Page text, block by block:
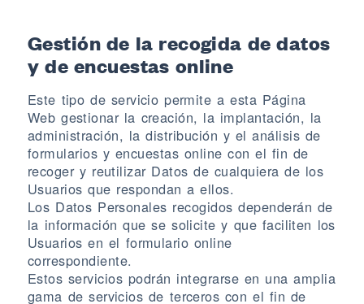
Gestión de la recogida de datos
y de encuestas online
Este tipo de servicio permite a esta Página
Web gestionar la creación, la implantación, la
administración, la distribución y el análisis de
formularios y encuestas online con el fin de
recoger y reutilizar Datos de cualquiera de los
Usuarios que respondan a ellos.
Los Datos Personales recogidos dependerán de
la información que se solicite y que faciliten los
Usuarios en el formulario online
correspondiente.
Estos servicios podrán integrarse en una amplia
gama de servicios de terceros con el fin de